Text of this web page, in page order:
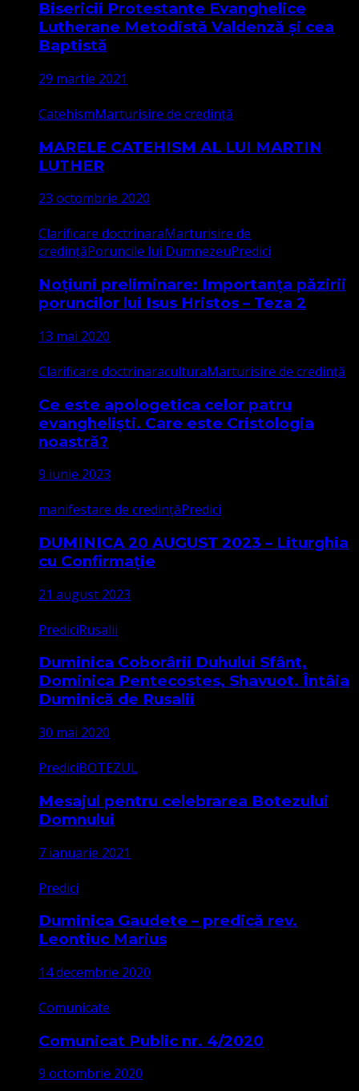
Bisericii Protestante Evanghelice
Lutherane Metodistă Valdenză și cea
Baptistă
29 martie 2021
CatehismMarturisire de credință
MARELE CATEHISM AL LUI MARTIN
LUTHER
23 octombrie 2020
Clarificare doctrinaraMarturisire de
credințăPoruncile lui DumnezeuPredici
Noțiuni preliminare: Importanța păzirii
poruncilor lui Isus Hristos – Teza 2
13 mai 2020
Clarificare doctrinaraculturaMarturisire de credință
Ce este apologetica celor patru
evangheliști. Care este Cristologia
noastră?
9 iunie 2023
manifestare de credințăPredici
DUMINICA 20 AUGUST 2023 – Liturghia
cu Confirmație
21 august 2023
PrediciRusalii
Duminica Coborârii Duhului Sfânt,
Dominica Pentecostes, Shavuot. Întâia
Duminică de Rusalii
30 mai 2020
PrediciBOTEZUL
Mesajul pentru celebrarea Botezului
Domnului
7 ianuarie 2021
Predici
Duminica Gaudete – predică rev.
Leontiuc Marius
14 decembrie 2020
Comunicate
Comunicat Public nr. 4/2020
9 octombrie 2020